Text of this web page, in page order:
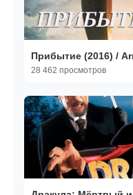
Прибытие (2016) /
28 462 просмотров